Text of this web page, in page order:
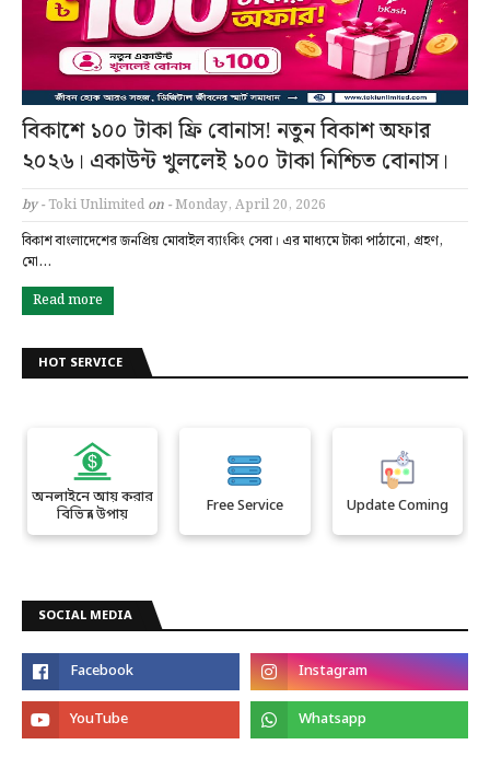
বিকাশে ১০০ টাকা ফ্রি বোনাস! নতুন বিকাশ অফার
২০২৬। একাউন্ট খুললেই ১০০ টাকা নিশ্চিত বোনাস।
by - Toki Unlimited on -Monday, April 20, 2026
বিকাশ বাংলাদেশের জনপ্রিয় মোবাইল ব্যাংকিং সেবা। এর মাধ্যমে টাকা পাঠানো, গ্রহণ,
মো…
Read more
HOT SERVICE
অনলাইনে আয় করার
বিভিন্ন উপায়
Free Service Update Coming
SOCIAL MEDIA